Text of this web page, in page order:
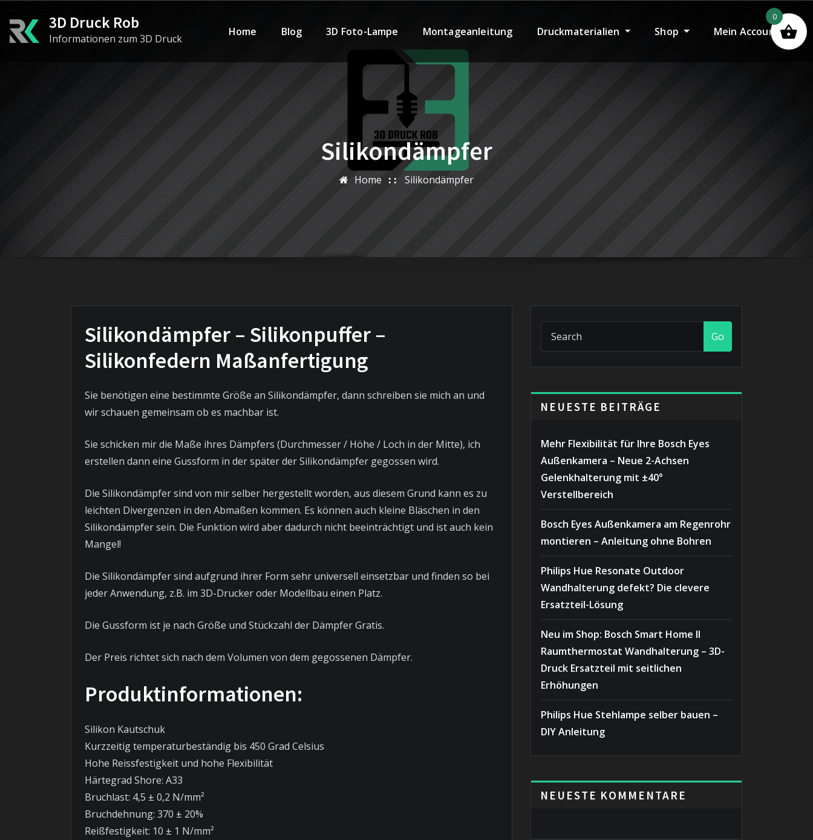
content
3D Druck Rob
Informationen zum 3D Druck
Home Blog 3D Foto-Lampe Montageanleitung Druckmaterialien Shop Mein Account
Silikondämpfer
Home Silikondämpfer
Silikondämpfer – Silikonpuffer –
Silikonfedern Maßanfertigung
Sie benötigen eine bestimmte Größe an Silikondämpfer, dann schreiben sie mich an und
wir schauen gemeinsam ob es machbar ist.
Sie schicken mir die Maße ihres Dämpfers (Durchmesser / Höhe / Loch in der Mitte), ich
erstellen dann eine Gussform in der später der Silikondämpfer gegossen wird.
Die Silikondämpfer sind von mir selber hergestellt worden, aus diesem Grund kann es zu
leichten Divergenzen in den Abmaßen kommen. Es können auch kleine Bläschen in den
Silikondämpfer sein. Die Funktion wird aber dadurch nicht beeinträchtigt und ist auch kein
Mangel!
Die Silikondämpfer sind aufgrund ihrer Form sehr universell einsetzbar und finden so bei
jeder Anwendung, z.B. im 3D-Drucker oder Modellbau einen Platz.
Die Gussform ist je nach Größe und Stückzahl der Dämpfer Gratis.
Der Preis richtet sich nach dem Volumen von dem gegossenen Dämpfer.
Produktinformationen:
Silikon Kautschuk
Kurzzeitig temperaturbeständig bis 450 Grad Celsius
Hohe Reissfestigkeit und hohe Flexibilität
Härtegrad Shore: A33
Bruchlast: 4,5 ± 0,2 N/mm²
Bruchdehnung: 370 ± 20%
Reißfestigkeit: 10 ± 1 N/mm²
Go
NEUESTE BEITRÄGE
Mehr Flexibilität für Ihre Bosch Eyes
Außenkamera – Neue 2-Achsen
Gelenkhalterung mit ±40°
Verstellbereich
Bosch Eyes Außenkamera am Regenrohr
montieren – Anleitung ohne Bohren
Philips Hue Resonate Outdoor
Wandhalterung defekt? Die clevere
Ersatzteil-Lösung
Neu im Shop: Bosch Smart Home II
Raumthermostat Wandhalterung – 3D-
Druck Ersatzteil mit seitlichen
Erhöhungen
Philips Hue Stehlampe selber bauen –
DIY Anleitung
NEUESTE KOMMENTARE
0